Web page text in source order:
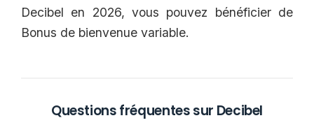
Decibel en 2026, vous pouvez bénéficier de
Bonus de bienvenue variable.
Questions fréquentes sur Decibel